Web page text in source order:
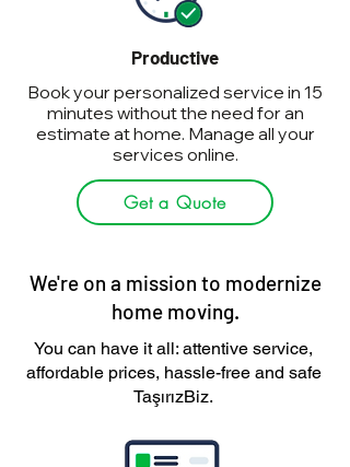
Productive
Book your personalized service in 15
minutes without the need for an
estimate at home. Manage all your
services online.
Get a Quote
We're on a mission to modernize
home moving.
You can have it all: attentive service,
affordable prices, hassle-free and safe
TaşırızBiz.